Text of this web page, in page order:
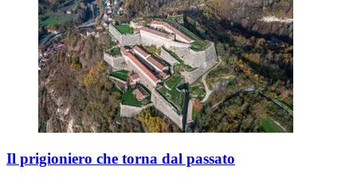
Il prigioniero che torna dal passato